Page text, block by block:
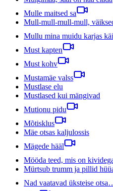
Mulle maitsed sa
Mull-mull-mull-mull,
Mullu mina muidu karjas
Must kapten
Must kohv
Mustamäe valss
Mustlase elu
Mustlased kui mängivad
Mutionu pidu
Mõtisklus
Mäe otsas kaljulossis
Mägede hääl
Mööda teed, mis on
Mürtsub trumm ja pillid
Nad vaatavad üksteise